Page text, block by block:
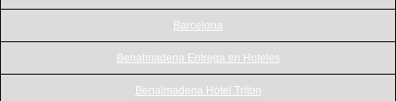
Barcelona
Benalmadena Entrega en Hoteles
Benalmadena Hotel Triton